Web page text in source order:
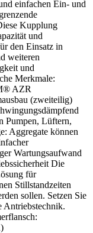
einfachen Ein- und
Kupplung
und
den Einsatz in
weiteren
und
Merkmale:
AZR
(zweiteilig)
Pumpen, Lüftern,
Aggregate können
Wartungsaufwand
Die
für
Stillstandzeiten
sollen. Setzen Sie